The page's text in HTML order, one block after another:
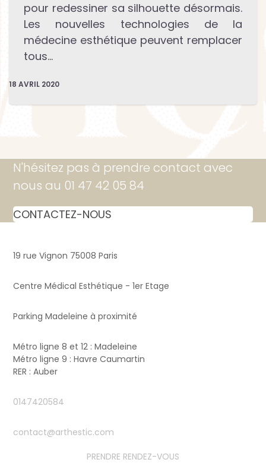
pour redessiner sa silhouette désormais.
Les nouvelles technologies de la
médecine esthétique peuvent remplacer
tous…
18 AVRIL 2020
N'hésitez pas à prendre contact avec
nous au 01 47 42 05 84
CONTACTEZ-NOUS
19 rue Vignon 75008 Paris
Centre Médical Esthétique - 1er Etage
Parking Madeleine à proximité
Métro ligne 8 et 12 : Madeleine
Métro ligne 9 : Havre Caumartin
RER : Auber
0147420584
contact@arthestic.com
PRENDRE RENDEZ-VOUS